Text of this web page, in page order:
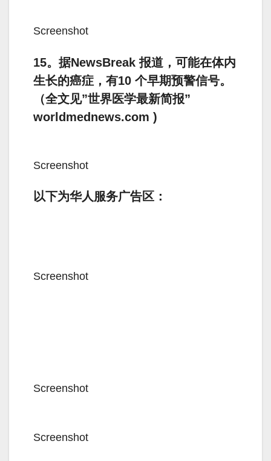
Screenshot
15。据NewsBreak 报道，可能在体内
生长的癌症，有10 个早期预警信号。
（全文见”世界医学最新简报”
worldmednews.com )
Screenshot
以下为华人服务广告区：
Screenshot
Screenshot
Screenshot